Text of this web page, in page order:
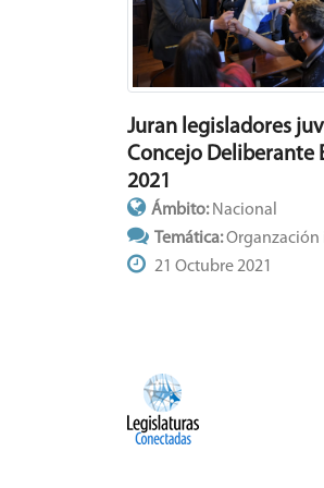
Juran legisladores
Concejo Deliberante
2021
Ámbito:Nacional
Temática:Organzación
21 Octubre 2021